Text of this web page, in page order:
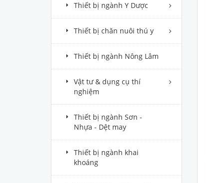
Thiết bị ngành Y Dược
Thiết bị chăn nuôi thú y
Thiết bị ngành Nông Lâm
Vật tư & dụng cụ thí
nghiệm
Thiết bị ngành Sơn -
Nhựa - Dệt may
Thiết bị ngành khai
khoáng